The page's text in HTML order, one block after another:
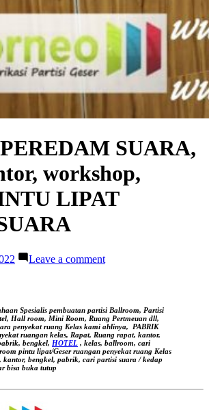
SUARA,
workshop,
LIPAT
Leave a commenton
untuk
kantor,
workshop,
pabrik,
PINTU
SUARA
Spesialis pembuatan partisi Ballroom, Partisi
Hall room, Mini Room, Ruang Pertmeuan dll,
penyekat ruang Kelas kami ahlinya,
PABRIK
ruangan kelas, Rapat, Ruang rapat, kantor,
bengkel, HOTEL , kelas, ballroom, cari
pintu lipat/Geser ruangan penyekat ruang Kelas
kantor, bengkel, pabrik, cari partisi suara / kedap
bisa buka tutup